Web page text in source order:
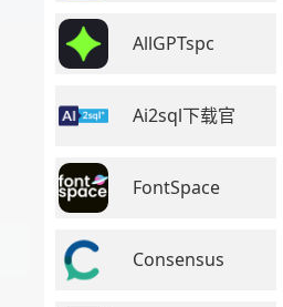
AllGPTspc
Ai2sql下载官
FontSpace
Consensus